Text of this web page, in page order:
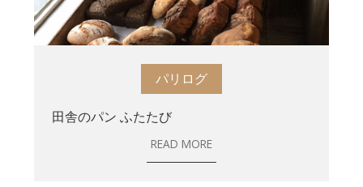
パリログ
田舎のパン ふたたび
READ MORE